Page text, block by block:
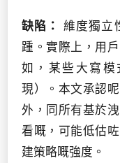
缺陷： 維度獨立
踵。實際上，用
如，某些大寫
現）。本文承認
外，同所有基於
看嘅，可能低估
建策略嘅強度。